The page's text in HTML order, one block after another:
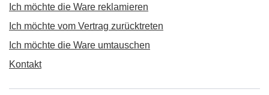
Ich möchte die Ware reklamieren
Ich möchte vom Vertrag zurücktreten
Ich möchte die Ware umtauschen
Kontakt